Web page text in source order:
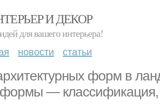
И ДЕКОР
для вашего интерьера!
новости статьи
форм в
формы —